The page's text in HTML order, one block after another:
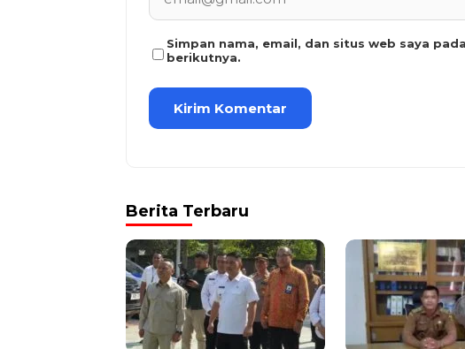
Simpan nama, email, dan situs web saya
berikutnya.
Berita Terbaru